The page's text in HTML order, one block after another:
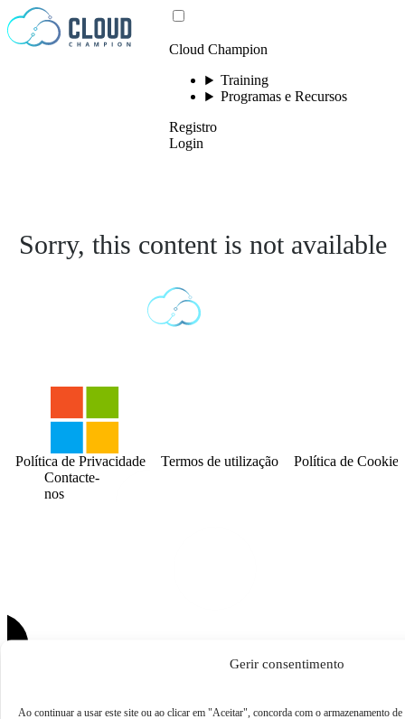
Gerir consentimento
Ao continuar a usar este site ou ao clicar em "Aceitar", concorda com o armazenamento
Ir para o conteúdo
Cloud Champion
Training
Programas e Recursos
Registro
Login
Sorry, this content is not available
Contacte-
nos
Política de Privacidade Termos de utilização Política de Cookies